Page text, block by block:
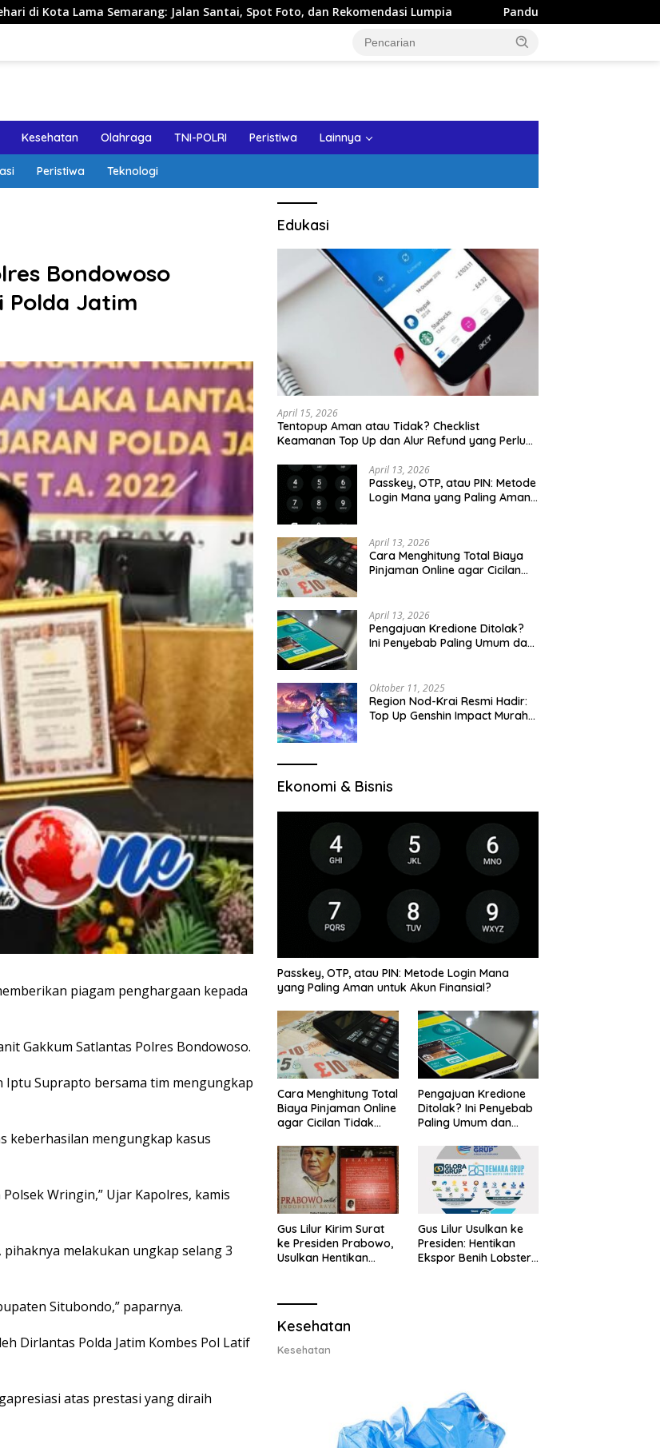
Jalan Santai, Spot Foto, dan Rekomendasi Lumpia Panduan Wisata Keluarga ke Kota Batu: Itinerary
Kesehatan Olahraga TNI-POLRI Peristiwa Lainnya
Peristiwa Teknologi
Bondowoso
Polda Jatim
piagam penghargaan kepada
Gakkum Satlantas Polres Bondowoso.
Suprapto bersama tim mengungkap
keberhasilan mengungkap kasus
Wringin,” Ujar Kapolres, kamis
melakukan ungkap selang 3
Situbondo,” paparnya.
Dirlantas Polda Jatim Kombes Pol Latif
atas prestasi yang diraih
Edukasi
April 15, 2026
Tentopup Aman atau Tidak? Checklist
Keamanan Top Up dan Alur Refund yang Perlu
April 13, 2026
Passkey, OTP, atau PIN: Metode
Login Mana yang Paling Aman
April 13, 2026
Cara Menghitung Total Biaya
Pinjaman Online agar Cicilan
April 13, 2026
Pengajuan Kredione Ditolak?
Ini Penyebab Paling Umum dan
Oktober 11, 2025
Region Nod-Krai Resmi Hadir:
Top Up Genshin Impact Murah
Ekonomi & Bisnis
Passkey, OTP, atau PIN: Metode Login Mana
yang Paling Aman untuk Akun Finansial?
Cara Menghitung Total
Biaya Pinjaman Online
agar Cicilan Tidak
Pengajuan Kredione
Ditolak? Ini Penyebab
Paling Umum dan
Gus Lilur Kirim Surat
ke Presiden Prabowo,
Usulkan Hentikan
Lobster 50 Gram
Gus Lilur Usulkan ke
Presiden: Hentikan
Ekspor Benih Lobster,
Kesehatan
Kesehatan